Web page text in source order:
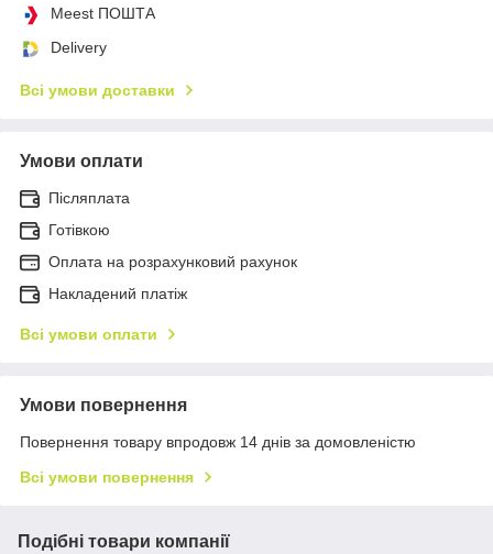
Meest ПОШТА
Delivery
Всі умови доставки
Умови оплати
Післяплата
Готівкою
Оплата на розрахунковий рахунок
Накладений платіж
Всі умови оплати
Умови повернення
Повернення товару впродовж 14 днів за домовленістю
Всі умови повернення
Подібні товари компанії